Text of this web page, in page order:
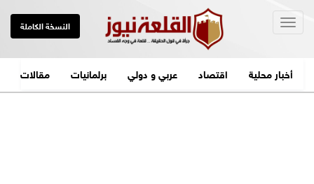
النسخة الكاملة
أخبار محلية اقتصاد عربي و دولي برلمانيات مقالات